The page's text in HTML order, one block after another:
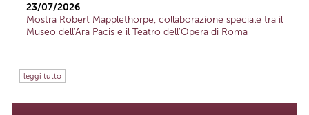
23/07/2026
Mostra Robert Mapplethorpe, collaborazione speciale tra il
Museo dell'Ara Pacis e il Teatro dell'Opera di Roma
leggi tutto